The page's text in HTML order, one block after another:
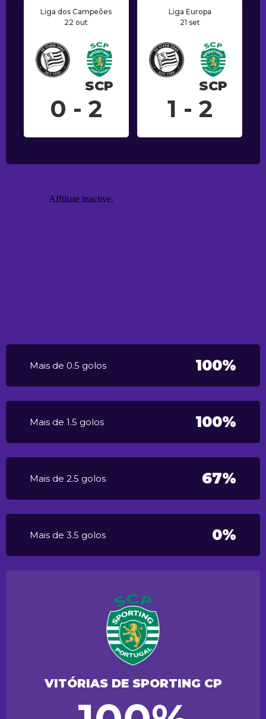
Liga dos Campeões
22 out
SCP
0 - 2
Liga Europa
21 set
SCP
1 - 2
Mais de 0.5 golos 100%
Mais de 1.5 golos 100%
Mais de 2.5 golos 67%
Mais de 3.5 golos 0%
VITÓRIAS DE SPORTING CP